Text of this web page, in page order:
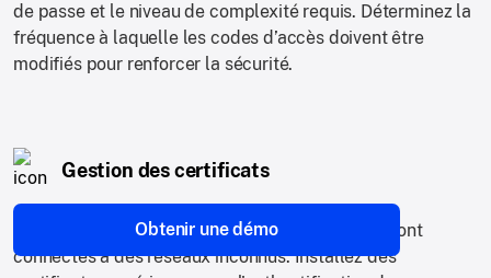
de passe et le niveau de complexité requis. Déterminez la
fréquence à laquelle les codes d’accès doivent être
modifiés pour renforcer la sécurité.
Gestion des certificats
Garantissez la sécurité des appareils lorsqu'ils sont
connectés à des réseaux inconnus. Installez des
Obtenir une démo